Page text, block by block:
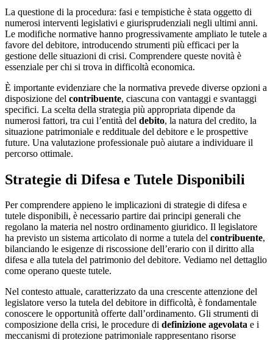
La questione di la procedura: fasi e tempistiche è stata oggetto di
numerosi interventi legislativi e giurisprudenziali negli ultimi anni.
Le modifiche normative hanno progressivamente ampliato le tutele a
favore del debitore, introducendo strumenti più efficaci per la
gestione delle situazioni di crisi. Comprendere queste novità è
essenziale per chi si trova in difficoltà economica.
È importante evidenziare che la normativa prevede diverse opzioni a
disposizione del contribuente, ciascuna con vantaggi e svantaggi
specifici. La scelta della strategia più appropriata dipende da
numerosi fattori, tra cui l’entità del debito, la natura del credito, la
situazione patrimoniale e reddituale del debitore e le prospettive
future. Una valutazione professionale può aiutare a individuare il
percorso ottimale.
Strategie di Difesa e Tutele Disponibili
Per comprendere appieno le implicazioni di strategie di difesa e
tutele disponibili, è necessario partire dai principi generali che
regolano la materia nel nostro ordinamento giuridico. Il legislatore
ha previsto un sistema articolato di norme a tutela del contribuente,
bilanciando le esigenze di riscossione dell’erario con il diritto alla
difesa e alla tutela del patrimonio del debitore. Vediamo nel dettaglio
come operano queste tutele.
Nel contesto attuale, caratterizzato da una crescente attenzione del
legislatore verso la tutela del debitore in difficoltà, è fondamentale
conoscere le opportunità offerte dall’ordinamento. Gli strumenti di
composizione della crisi, le procedure di definizione agevolata e i
meccanismi di protezione patrimoniale rappresentano risorse